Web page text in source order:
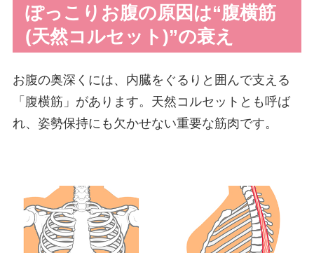
ぽっこりお腹の原因は“腹横筋
(天然コルセット)”の衰え
お腹の奥深くには、内臓をぐるりと囲んで支える
「腹横筋」があります。天然コルセットとも呼ば
れ、姿勢保持にも欠かせない重要な筋肉です。